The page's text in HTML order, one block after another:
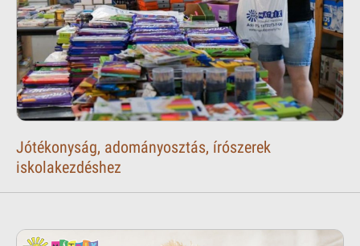
Jótékonyság, adományosztás, írószerek
iskolakezdéshez